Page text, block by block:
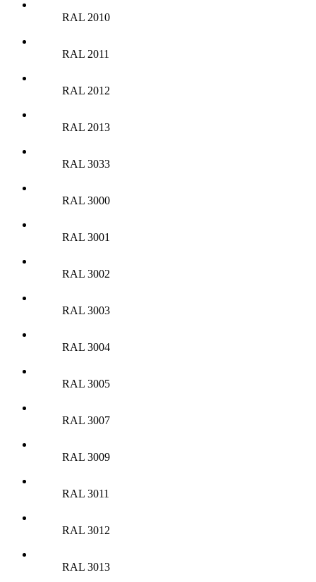
RAL 2010
RAL 2011
RAL 2012
RAL 2013
RAL 3033
RAL 3000
RAL 3001
RAL 3002
RAL 3003
RAL 3004
RAL 3005
RAL 3007
RAL 3009
RAL 3011
RAL 3012
RAL 3013